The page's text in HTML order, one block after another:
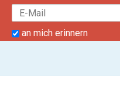
an mich erinnern